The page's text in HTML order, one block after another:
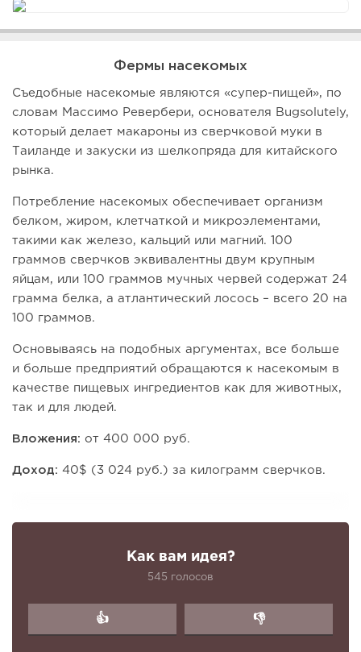
Фермы насекомых
Съедобные насекомые являются «супер-пищей», по
словам Массимо Ревербери, основателя Bugsolutely,
который делает макароны из сверчковой муки в
Таиланде и закуски из шелкопряда для китайского
рынка.
Потребление насекомых обеспечивает организм
белком, жиром, клетчаткой и микроэлементами,
такими как железо, кальций или магний. 100
граммов сверчков эквивалентны двум крупным
яйцам, или 100 граммов мучных червей содержат 24
грамма белка, а атлантический лосось – всего 20 на
100 граммов.
Основываясь на подобных аргументах, все больше
и больше предприятий обращаются к насекомым в
качестве пищевых ингредиентов как для животных,
так и для людей.
Вложения: от 400 000 руб.
Доход: 40$ (3 024 руб.) за килограмм сверчков.
Как вам идея?
545 голосов
👍 👎